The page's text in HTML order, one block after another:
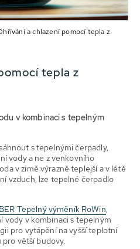
a chlazení pomocí tepla z
tepla z
v kombinaci s tepelným
s tepelnými čerpadly,
vody a ne z venkovního
v zimě výrazně teplejší a v létě
vzduch, lze tepelné čerpadlo
Tepelný výměník RoWin,
vody v kombinaci s tepelným
pro vytápění na vyšší teplotní
větší budovy.